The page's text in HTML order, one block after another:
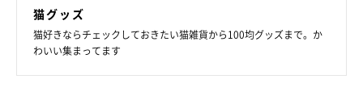
猫グッズ
猫好きならチェックしておきたい猫雑貨から100均グッズまで。か
わいい集まってます